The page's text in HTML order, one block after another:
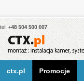
tel. +48 504 500 007
ctx.pl Promocje